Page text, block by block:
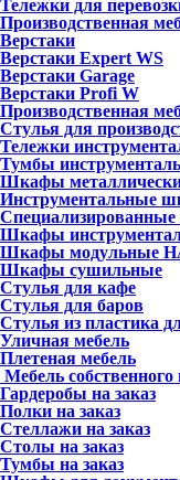
Тележки для
Производственная
Верстаки
Верстаки Expert WS
Верстаки Garage
Верстаки Profi W
Производственная
Стулья для
Тележки
Тумбы
Шкафы
Инструментальные
Шкафы
Шкафы модульные
Шкафы сушильные
Стулья для кафе
Стулья для баров
Стулья из пластика
Уличная мебель
Плетеная мебель
Мебель собственного
Гардеробы на заказ
Полки на заказ
Стеллажи на заказ
Столы на заказ
Тумбы на заказ